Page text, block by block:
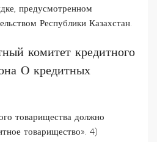
предусмотренном
Республики Казахстан.
комитет кредитного
О кредитных
товарищества должно
товарищество». 4)